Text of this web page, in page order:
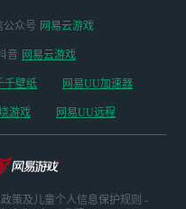
公众号 网易云游戏
音 网易云游戏
千壁纸 网易UU加速器
游戏 网易UU远程
策及儿童个人信息保护规则 -